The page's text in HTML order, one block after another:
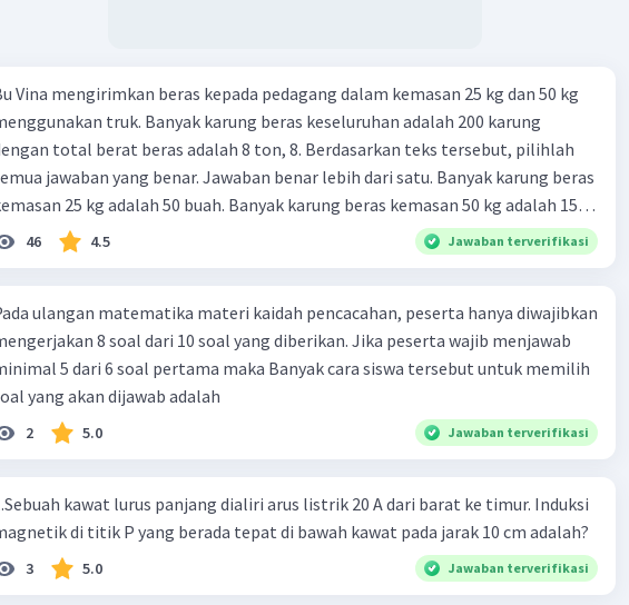
Vina mengirimkan beras kepada pedagang dalam kemasan 25 kg dan 50 kg
truk. Banyak karung beras keseluruhan adalah 200 karung
total berat beras adalah 8 ton, 8. Berdasarkan teks tersebut, pilihlah
jawaban yang benar. Jawaban benar lebih dari satu. Banyak karung beras
25 kg adalah 50 buah. Banyak karung beras kemasan 50 kg adalah 150
Total berat beras dalam kemasan 25 kg adalah 2 ton. Perbandingan berat
beras kemasan 25 kg dan 50 kg dalam truk adalah 1: 3. 9. Berdasarkan teks
berapakah biaya angkut semua beras yang harus dibayar oleh Bu
A. Rp2.540.000 C. Rp2.312.000 B. Rp2.475.000 D. Rp2.280.000
46 4.5 Jawaban terverifikasi
ulangan matematika materi kaidah pencacahan, peserta hanya diwajibkan
8 soal dari 10 soal yang diberikan. Jika peserta wajib menjawab
5 dari 6 soal pertama maka Banyak cara siswa tersebut untuk memilih
yang akan dijawab adalah
2 5.0 Jawaban terverifikasi
kawat lurus panjang dialiri arus listrik 20 A dari barat ke timur. Induksi
di titik P yang berada tepat di bawah kawat pada jarak 10 cm adalah?
3 5.0 Jawaban terverifikasi